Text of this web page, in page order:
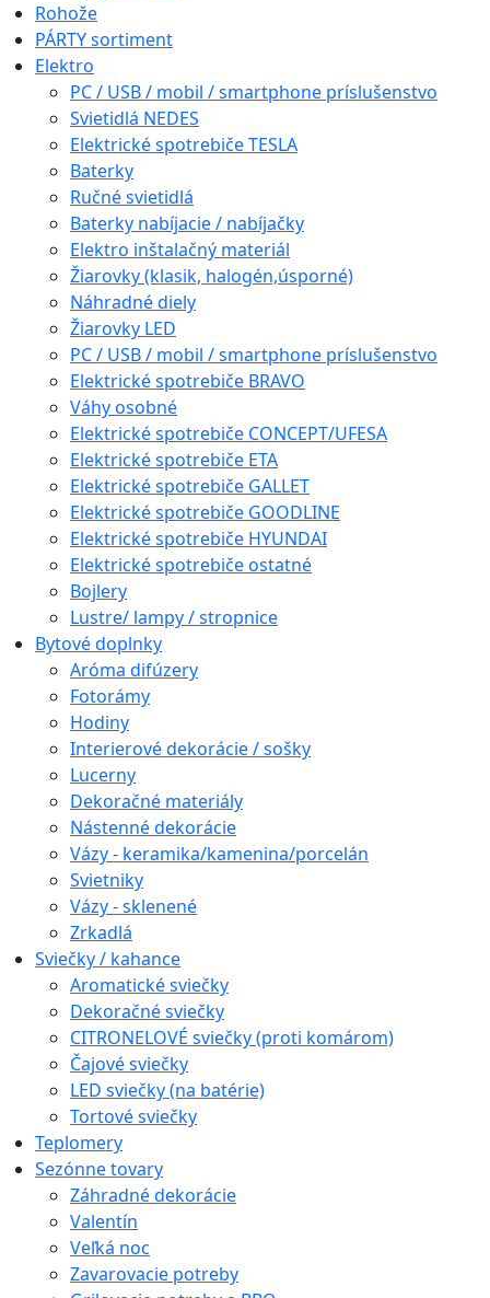
Rohože
PÁRTY sortiment
Elektro
PC / USB / mobil / smartphone príslušenstvo
Svietidlá NEDES
Elektrické spotrebiče TESLA
Baterky
Ručné svietidlá
Baterky nabíjacie / nabíjačky
Elektro inštalačný materiál
Žiarovky (klasik, halogén,úsporné)
Náhradné diely
Žiarovky LED
PC / USB / mobil / smartphone príslušenstvo
Elektrické spotrebiče BRAVO
Váhy osobné
Elektrické spotrebiče CONCEPT/UFESA
Elektrické spotrebiče ETA
Elektrické spotrebiče GALLET
Elektrické spotrebiče GOODLINE
Elektrické spotrebiče HYUNDAI
Elektrické spotrebiče ostatné
Bojlery
Lustre/ lampy / stropnice
Bytové doplnky
Aróma difúzery
Fotorámy
Hodiny
Interierové dekorácie / sošky
Lucerny
Dekoračné materiály
Nástenné dekorácie
Vázy - keramika/kamenina/porcelán
Svietniky
Vázy - sklenené
Zrkadlá
Sviečky / kahance
Aromatické sviečky
Dekoračné sviečky
CITRONELOVÉ sviečky (proti komárom)
Čajové sviečky
LED sviečky (na batérie)
Tortové sviečky
Teplomery
Sezónne tovary
Záhradné dekorácie
Valentín
Veľká noc
Zavarovacie potreby